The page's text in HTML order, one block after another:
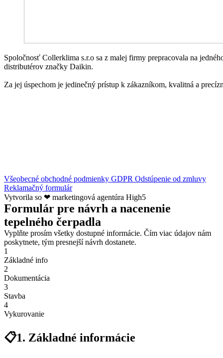
Spoločnosť Collerklima s.r.o sa z malej firmy prepracovala na
distributérov značky Daikin.
Za jej úspechom je jedinečný prístup k zákazníkom, kvalitná a
Všeobecné obchodné podmienky GDPR Odstúpenie od zmluvy
Reklamačný formulár
Vytvorila so ❤ marketingová agentúra High5
Formulár pre návrh a nacenenie
tepelného čerpadla
Vyplňte prosím všetky dostupné informácie. Čím viac údajov nám
poskytnete, tým presnejší návrh dostanete.
1
Základné info
2
Dokumentácia
3
Stavba
4
Vykurovanie
📋1. Základné informácie